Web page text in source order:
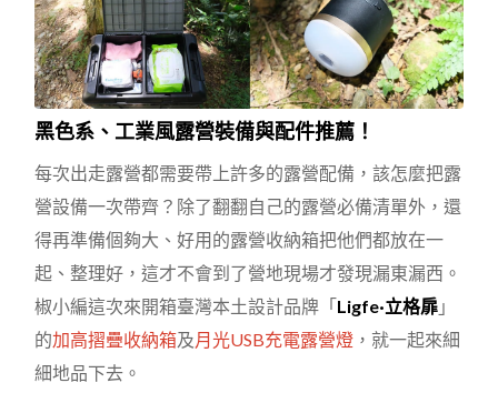
黑色系、工業風露營裝備與配件推薦！
每次出走露營都需要帶上許多的露營配備，該怎麼把露
營設備一次帶齊？除了翻翻自己的露營必備清單外，還
得再準備個夠大、好用的露營收納箱把他們都放在一
起、整理好，這才不會到了營地現場才發現漏東漏西。
椒小編這次來開箱臺灣本土設計品牌「Ligfe·立格扉 」
的加高摺疊收納箱及月光USB充電露營燈 ，就一起來細
細地品下去。